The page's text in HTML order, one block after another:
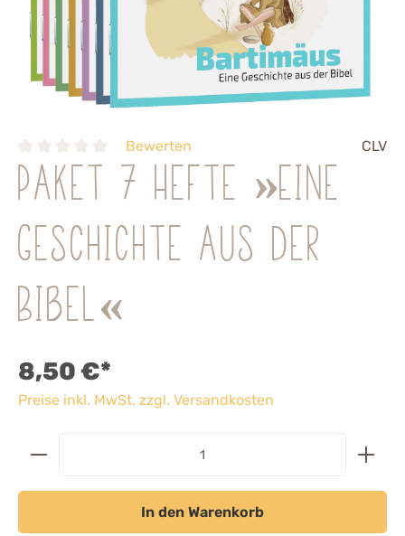
Bewerten CLV
Paket 7 Hefte »Eine
Geschichte aus der
Bibel«
8,50 €*
Preise inkl. MwSt. zzgl. Versandkosten
In den Warenkorb